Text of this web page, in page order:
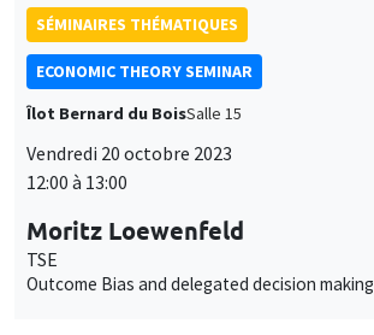
SÉMINAIRES THÉMATIQUES
ECONOMIC THEORY SEMINAR
Îlot Bernard du BoisSalle 15
Vendredi 20 octobre 2023
12:00 à 13:00
Moritz Loewenfeld
TSE
Outcome Bias and delegated decision making